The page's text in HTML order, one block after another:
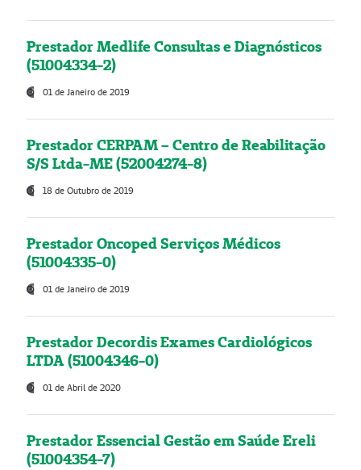
Prestador Medlife Consultas e Diagnósticos
(51004334-2)
01 de Janeiro de 2019
Prestador CERPAM – Centro de Reabilitação
S/S Ltda-ME (52004274-8)
18 de Outubro de 2019
Prestador Oncoped Serviços Médicos
(51004335-0)
01 de Janeiro de 2019
Prestador Decordis Exames Cardiológicos
LTDA (51004346-0)
01 de Abril de 2020
Prestador Essencial Gestão em Saúde Ereli
(51004354-7)